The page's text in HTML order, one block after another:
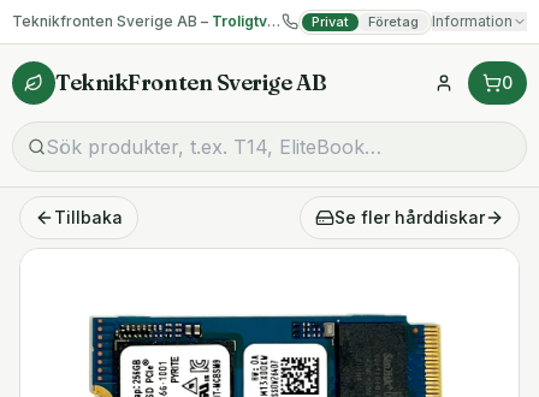
Teknikfronten Sverige AB – Troligtvis billigast på begagnad IT! Privat Företag Information
TeknikFronten Sverige AB 0
Tillbaka Se fler hårddiskar